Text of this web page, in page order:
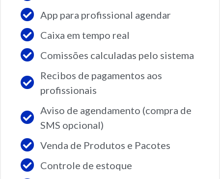
App para profissional agendar
Caixa em tempo real
Comissões calculadas pelo sistema
Recibos de pagamentos aos
profissionais
Aviso de agendamento (compra de
SMS opcional)
Venda de Produtos e Pacotes
Controle de estoque
Recibos de pagamentos aos
Aviso de agendamento (compra de